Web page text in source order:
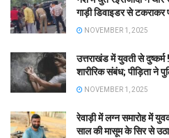
गाड़ी डिवाइडर से टकराकर
NOVEMBER 1, 2025
उत्तराखंड में युवती से
शारीरिक संबंध; पीड़िता ने
NOVEMBER 1, 2025
रेवाड़ी में लग्न समारोह में
साल की मासूम के सिर से उठा